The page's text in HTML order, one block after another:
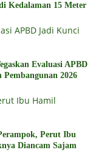
Kedalaman 15 Meter
Evaluasi APBD
2026
Perut Ibu
Diancam Sajam